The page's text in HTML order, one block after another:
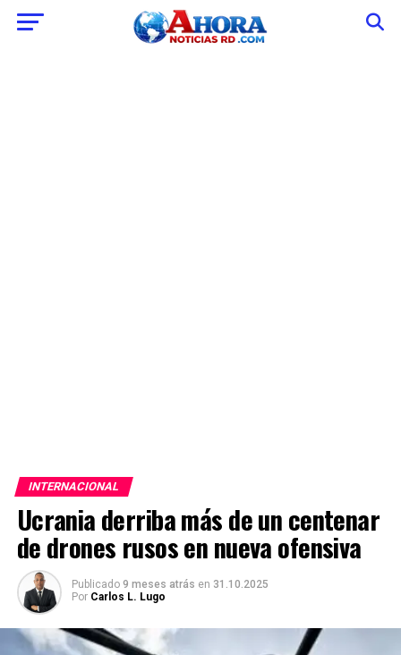
INTERNACIONAL
Ucrania derriba más de un centenar
de drones rusos en nueva ofensiva
Publicado 9 meses atrás en 31.10.2025
Por Carlos L. Lugo